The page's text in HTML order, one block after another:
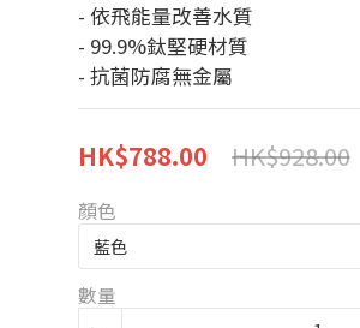
- 依飛能量改善水質
- 99.9%鈦堅硬材質
- 抗菌防腐無金屬
HK$788.00 HK$928.00
顏色
數量